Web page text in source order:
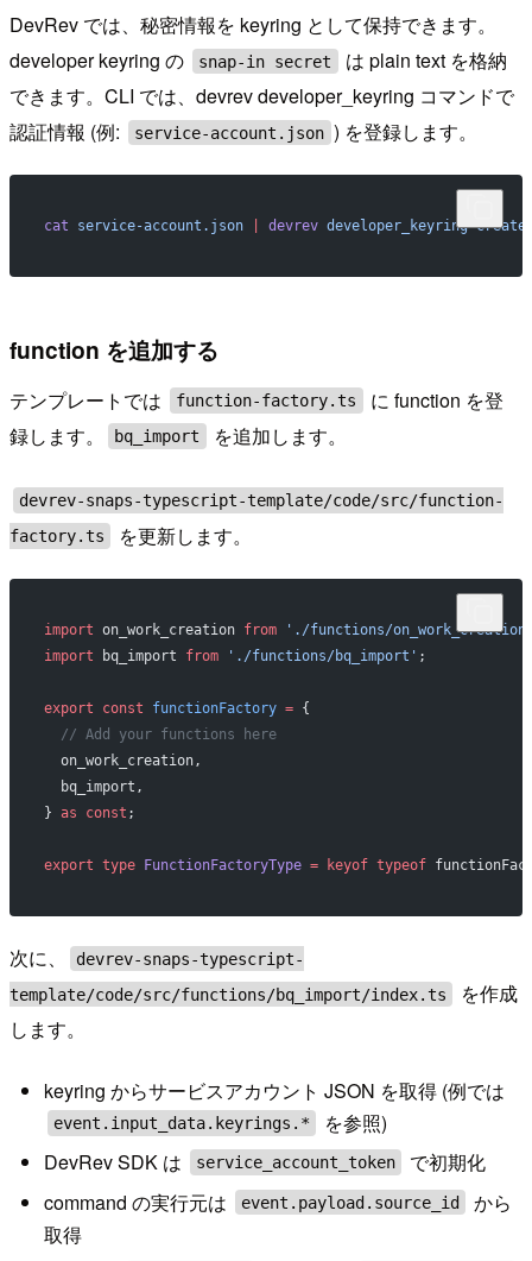
DevRev では、秘密情報を keyring として保持できます。
developer keyring の
snap-in secret
は plain text を格納
できます。CLI では、devrev developer_keyring コマンドで
認証情報 (例:
service-account.json ) を登録します。
cat service-account.json | devrev developer_keyring create
function を追加する
テンプレートでは function-factory.ts
に function を登
録します。
bq_import を追加します。
devrev-snaps-typescript-template/code/src/function-
factory.ts
を更新します。
import on_work_creation from './functions/
import bq_import from './functions/bq_import' ;
export const functionFactory = {
  // Add your functions here
  on_work_creation,
  bq_import,
} as const ;
export type FunctionFactoryType = keyof typeof
次に、
devrev-snaps-typescript-
template/code/src/functions/bq_import/index.ts
を作成
します。
keyring からサービスアカウント JSON を取得 (例では
event.input_data.keyrings.*
を参照)
DevRev SDK は
service_account_token
で初期化
command の実行元は
event.payload.source_id
から
取得